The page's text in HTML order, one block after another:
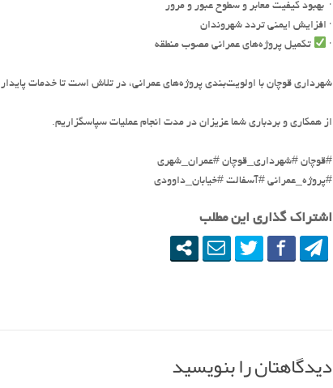
· ️ بهبود کیفیت معابر و سطوح عبور و مرور
· افزایش ایمنی تردد شهروندان
·
تکمیل پروژه‌های عمرانی مصوب منطقه
شهرداری قوچان با اولویت‌بندی پروژه‌های عمرانی، در تلاش است تا خدمات پایدار
از همکاری و بردباری شما عزیزان در مدت انجام عملیات سپاسگزاریم.
#قوچان #شهرداری_قوچان #عمران_شهری
#پروژه_عمرانی #آسفالت #خیابان_داوودی
اشتراک گذاری این مطلب
دیدگاهتان را بنویسید